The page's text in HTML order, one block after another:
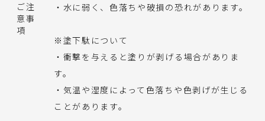
ご注
意事
項
・水に弱く、色落ちや破損の恐れがあります。
※塗下駄について
・衝撃を与えると塗りが剥げる場合がありま
す。
・気温や湿度によって色落ちや色剥げが生じる
ことがあります。